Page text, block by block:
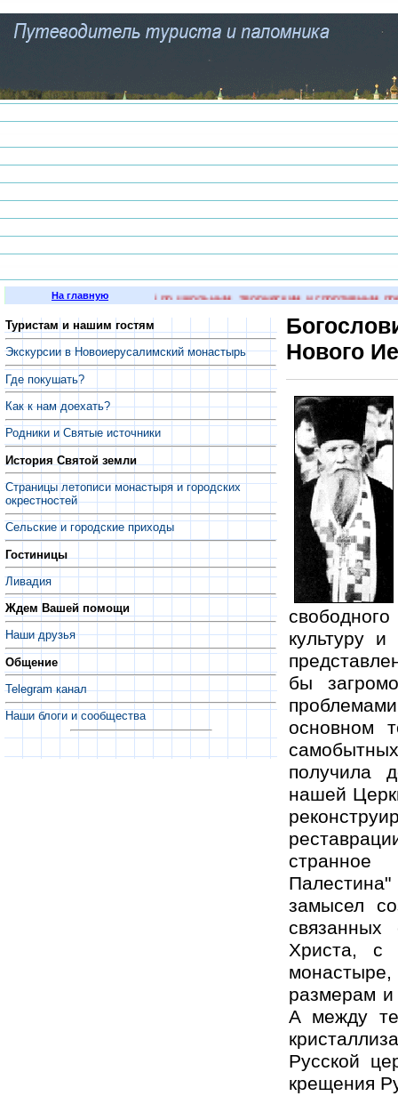
На главную
преподавателей по школьным, творческим и спортивным
Туристам и нашим гостям
Экскурсии в Новоиерусалимский монастырь
Где покушать?
Как к нам доехать?
Родники и Святые источники
История Святой земли
Страницы летописи монастыря и городских
окрестностей
Сельские и городские приходы
Гостиницы
Ливадия
Ждем Вашей помощи
Наши друзья
Общение
Telegram канал
Наши блоги и сообщества
Нового
культуру
бы
основном
получила
нашей
странное
замысел
Христа, с
размерам
А между
Русской
крещения